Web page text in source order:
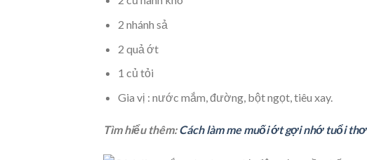
2 nhánh sả
2 quả ớt
1 củ tỏi
Gia vị : nước mắm, đường, bột ngọt, tiêu xay.
Tìm hiểu thêm:Cách làm me muối ớt gợi nhớ tuổi thơ